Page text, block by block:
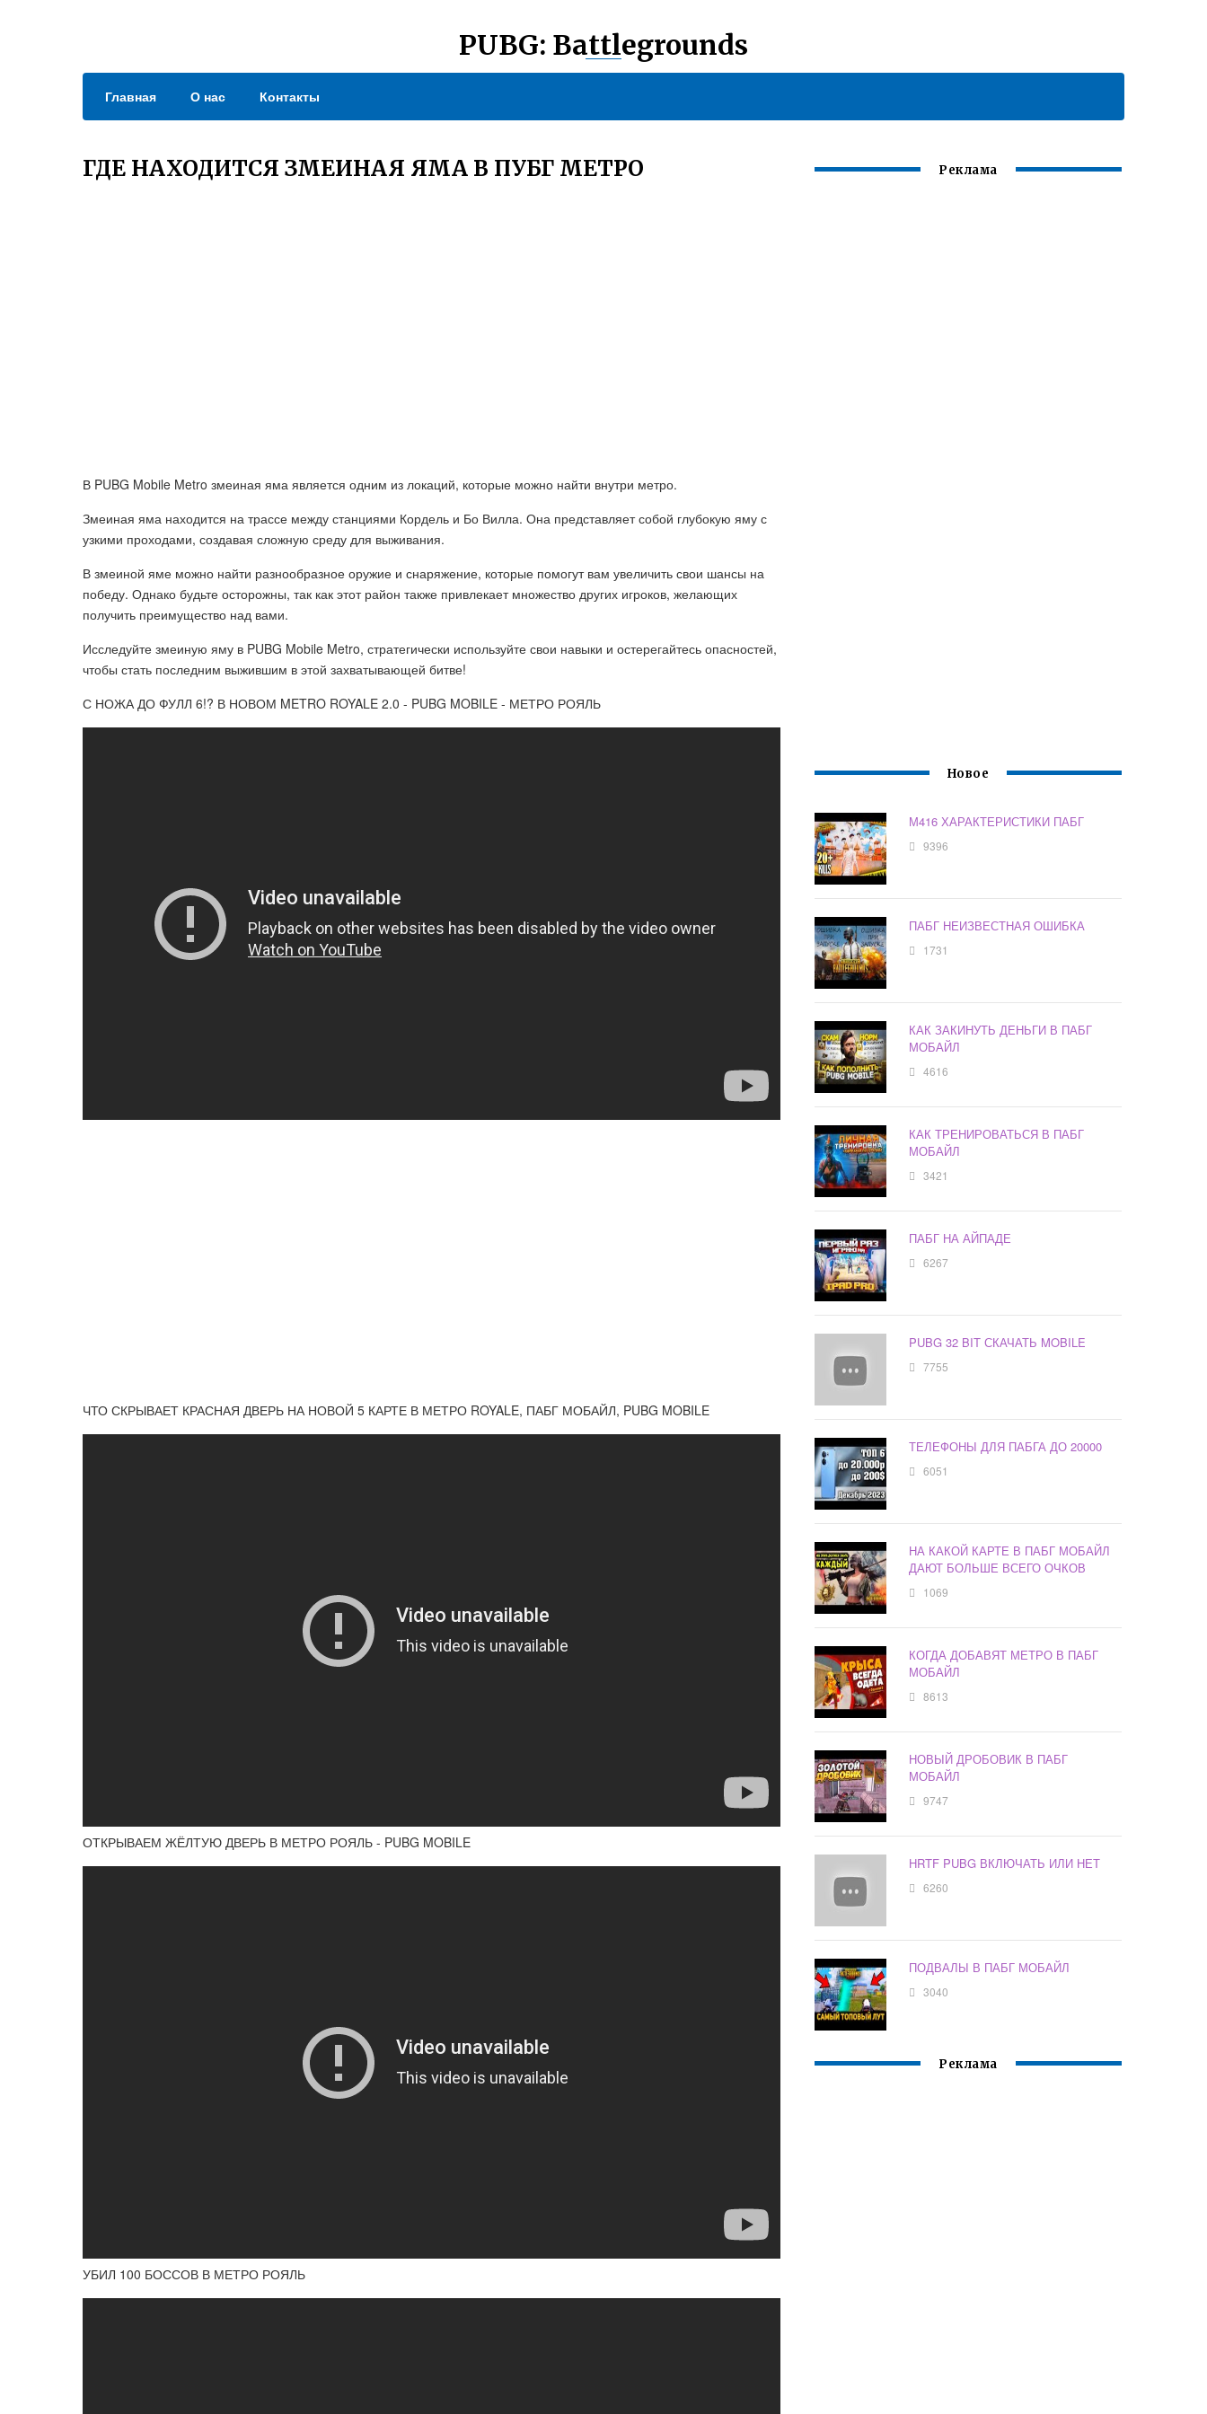
PUBG: Battlegrounds
Главная О нас Контакты
ГДЕ НАХОДИТСЯ ЗМЕИНАЯ ЯМА В ПУБГ МЕТРО
В PUBG Mobile Metro змеиная яма является одним из локаций, которые можно найти внутри метро.
Змеиная яма находится на трассе между станциями Кордель и Бо Вилла. Она представляет собой глубокую яму с
узкими проходами, создавая сложную среду для выживания.
В змеиной яме можно найти разнообразное оружие и снаряжение, которые помогут вам увеличить свои шансы на
победу. Однако будьте осторожны, так как этот район также привлекает множество других игроков, желающих
получить преимущество над вами.
Исследуйте змеиную яму в PUBG Mobile Metro, стратегически используйте свои навыки и остерегайтесь опасностей,
чтобы стать последним выжившим в этой захватывающей битве!
С НОЖА ДО ФУЛЛ 6!? В НОВОМ METRO ROYALE 2.0 - PUBG MOBILE - МЕТРО РОЯЛЬ
ЧТО СКРЫВАЕТ КРАСНАЯ ДВЕРЬ НА НОВОЙ 5 КАРТЕ В МЕТРО ROYALE, ПАБГ МОБАЙЛ, PUBG MOBILE
ОТКРЫВАЕМ ЖЁЛТУЮ ДВЕРЬ В МЕТРО РОЯЛЬ - PUBG MOBILE
УБИЛ 100 БОССОВ В МЕТРО РОЯЛЬ
Реклама
Новое
М416 ХАРАКТЕРИСТИКИ ПАБГ
9396
ПАБГ НЕИЗВЕСТНАЯ ОШИБКА
1731
КАК ЗАКИНУТЬ ДЕНЬГИ В ПАБГ
МОБАЙЛ
4616
КАК ТРЕНИРОВАТЬСЯ В ПАБГ
МОБАЙЛ
3421
ПАБГ НА АЙПАДЕ
6267
PUBG 32 BIT СКАЧАТЬ MOBILE
7755
ТЕЛЕФОНЫ ДЛЯ ПАБГА ДО 20000
6051
НА КАКОЙ КАРТЕ В ПАБГ МОБАЙЛ
ДАЮТ БОЛЬШЕ ВСЕГО ОЧКОВ
1069
КОГДА ДОБАВЯТ МЕТРО В ПАБГ
МОБАЙЛ
8613
НОВЫЙ ДРОБОВИК В ПАБГ
МОБАЙЛ
9747
HRTF PUBG ВКЛЮЧАТЬ ИЛИ НЕТ
6260
ПОДВАЛЫ В ПАБГ МОБАЙЛ
3040
Реклама